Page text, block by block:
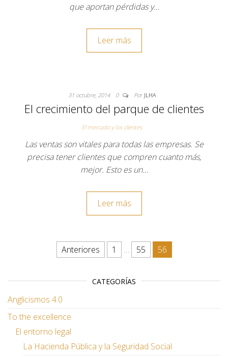
que aportan pérdidas y…
Leer más
31 octubre, 2014 0 Por JLHA
El crecimiento del parque de clientes
El mercado y los clientes
Las ventas son vitales para todas las empresas. Se
precisa tener clientes que compren cuanto más,
mejor. Esto es un…
Leer más
Paginación de entradas
Anteriores 1 … 55 56
CATEGORÍAS
Anglicismos 4.0
To the excellence
El entorno legal
La Hacienda Pública y la Seguridad Social